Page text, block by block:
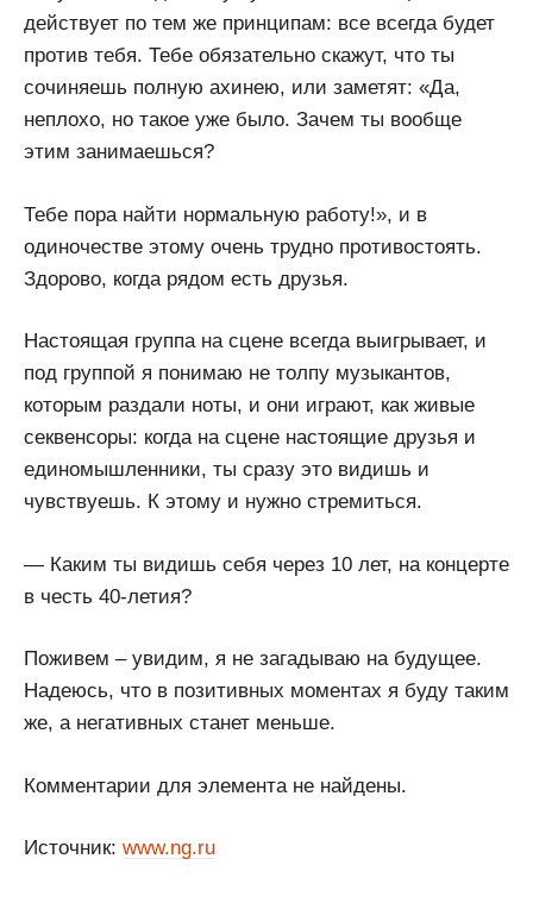
действует по тем же принципам: все всегда будет
против тебя. Тебе обязательно скажут, что ты
сочиняешь полную ахинею, или заметят: «Да,
неплохо, но такое уже было. Зачем ты вообще
этим занимаешься?
Тебе пора найти нормальную работу!», и в
одиночестве этому очень трудно противостоять.
Здорово, когда рядом есть друзья.
Настоящая группа на сцене всегда выигрывает, и
под группой я понимаю не толпу музыкантов,
которым раздали ноты, и они играют, как живые
секвенсоры: когда на сцене настоящие друзья и
единомышленники, ты сразу это видишь и
чувствуешь. К этому и нужно стремиться.
— Каким ты видишь себя через 10 лет, на концерте
в честь 40-летия?
Поживем – увидим, я не загадываю на будущее.
Надеюсь, что в позитивных моментах я буду таким
же, а негативных станет меньше.
Комментарии для элемента не найдены.
Источник: www.ng.ru